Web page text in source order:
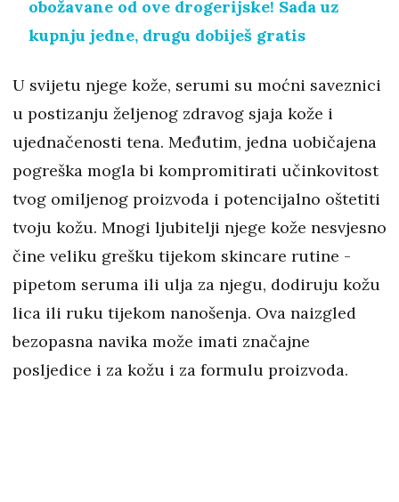
obožavane od ove drogerijske! Sada uz
kupnju jedne, drugu dobiješ gratis
U svijetu njege kože, serumi su moćni saveznici
u postizanju željenog zdravog sjaja kože i
ujednačenosti tena. Međutim, jedna uobičajena
pogreška mogla bi kompromitirati učinkovitost
tvog omiljenog proizvoda i potencijalno oštetiti
tvoju kožu. Mnogi ljubitelji njege kože nesvjesno
čine veliku grešku tijekom skincare rutine -
pipetom seruma ili ulja za njegu, dodiruju kožu
lica ili ruku tijekom nanošenja. Ova naizgled
bezopasna navika može imati značajne
posljedice i za kožu i za formulu proizvoda.